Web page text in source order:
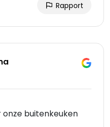
Rapport
onze buitenkeuken